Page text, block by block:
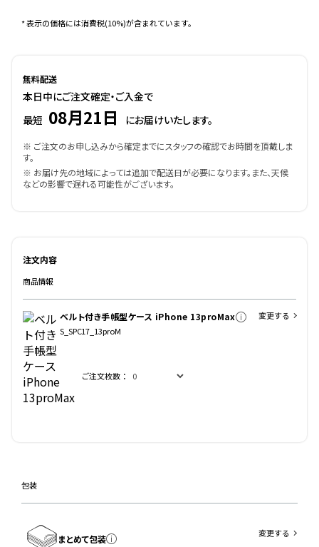
* 表示の価格には消費税(10%)が含まれています。
無料配送
本日中にご注文確定・ご入金で
最短 08月21日 にお届けいたします。
※ ご注文のお申し込みから確定までにスタッフの確認でお時間を頂戴しま
す。
※ お届け先の地域によっては追加で配送日が必要になります。また、天候
などの影響で遅れる可能性がございます。
注文内容
商品情報
ベルト付き手帳型ケース iPhone 13proMax
S_SPC17_13proM
ご注文枚数：
変更する
包装
まとめて包装 変更する